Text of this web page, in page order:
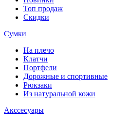
Топ продаж
Скидки
Сумки
На плечо
Клатчи
Портфели
Дорожные и спортивные
Рюкзаки
Из натуральной кожи
Акссесуары